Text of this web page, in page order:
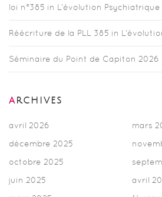
loi n°385 in L’évolution Psychiatrique
Réécriture de la PLL 385 in
Séminaire du Point de Capiton 2026
ARCHIVES
avril 2026
mars
décembre 2025
octobre 2025
juin 2025
avril